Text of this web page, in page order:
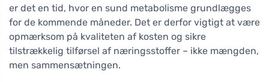
er det en tid, hvor en sund metabolisme grundlægges
for de kommende måneder. Det er derfor vigtigt at være
opmærksom på kvaliteten af kosten og sikre
tilstrækkelig tilførsel af næringsstoffer – ikke mængden,
men sammensætningen.